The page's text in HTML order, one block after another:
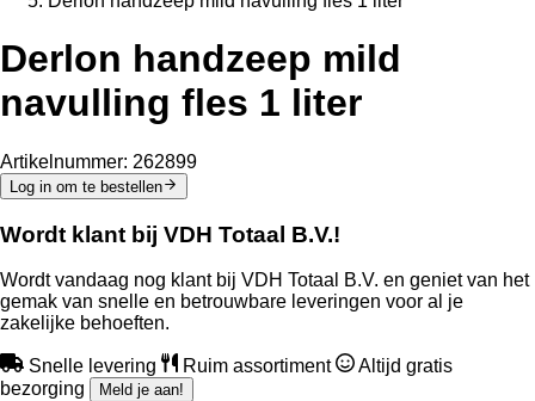
Derlon handzeep mild
navulling fles 1 liter
Artikelnummer: 262899
Log in om te bestellen
Wordt klant bij VDH Totaal B.V.!
Wordt vandaag nog klant bij VDH Totaal B.V. en geniet van het
gemak van snelle en betrouwbare leveringen voor al je
zakelijke behoeften.
Snelle levering Ruim assortiment
Altijd gratis
bezorging
Meld je aan!